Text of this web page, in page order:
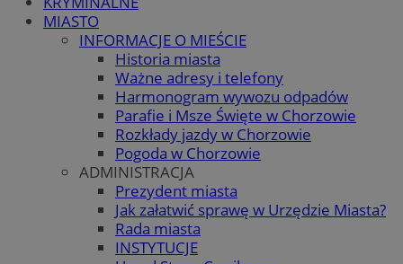
MIASTO
INFORMACJE O MIEŚCIE
Historia miasta
Ważne adresy i telefony
Harmonogram wywozu odpadów
Parafie i Msze Święte w Chorzowie
Rozkłady jazdy w Chorzowie
Pogoda w Chorzowie
ADMINISTRACJA
Prezydent miasta
Jak załatwić sprawę w Urzędzie Miasta?
Rada miasta
INSTYTUCJE